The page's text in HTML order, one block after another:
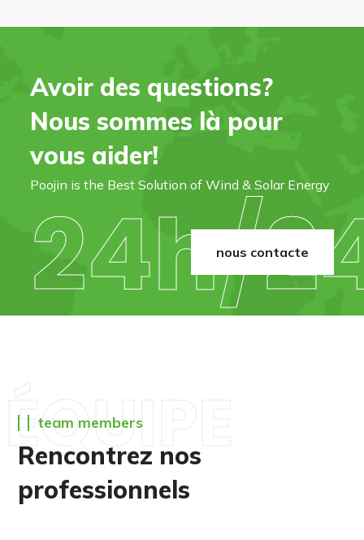
Avoir des questions?
Nous sommes là pour
vous aider!
Poojin is the Best Solution of Wind & Solar Energy
24h/nous contacte
team members
Rencontrez nos
professionnels
ÉQUIPE